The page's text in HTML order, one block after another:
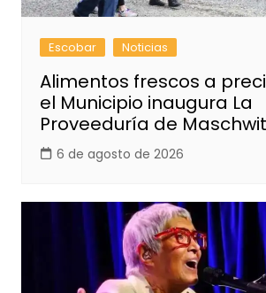
Escobar Noticias
Alimentos frescos a
el Municipio inaugura La
Proveeduría de
6 de agosto de 2026